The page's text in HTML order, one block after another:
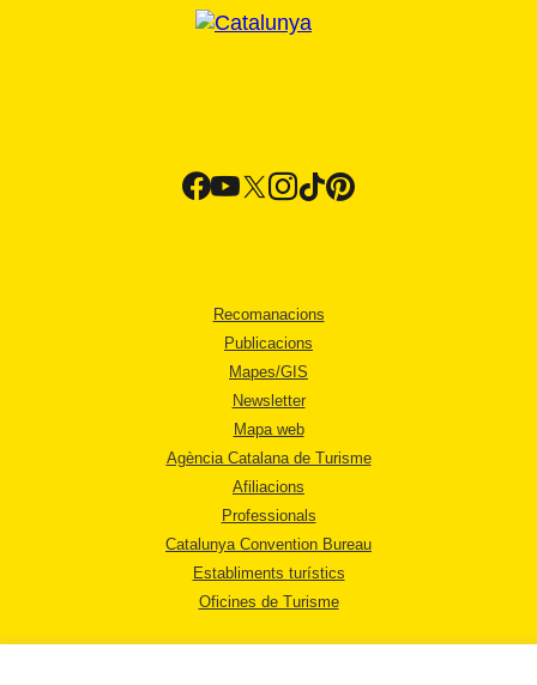
Recomanacions
Publicacions
Mapes/GIS
Newsletter
Mapa web
Agència Catalana de Turisme
Afiliacions
Professionals
Catalunya Convention Bureau
Establiments turístics
Oficines de Turisme